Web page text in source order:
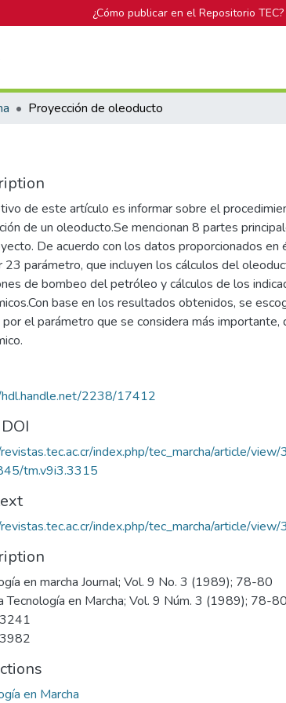
¿Cómo publicar en el Repositorio TEC?
Proyección de oleoducto
de este artículo es informar sobre el
de un oleoducto.Se mencionan 8 partes
De acuerdo con los datos proporcionados en
23 parámetro, que incluyen los cálculos del
de bombeo del petróleo y cálculos de los
base en los resultados obtenidos, se
el parámetro que se considera más importante,
2238/17412
index.php/tec_marcha/article/
tm.v9i3.3315
index.php/tec_marcha/article/
en marcha Journal; Vol. 9 No. 3 (1989); 78-80
Tecnología en Marcha; Vol. 9 Núm. 3 (1989); 78-80
en Marcha